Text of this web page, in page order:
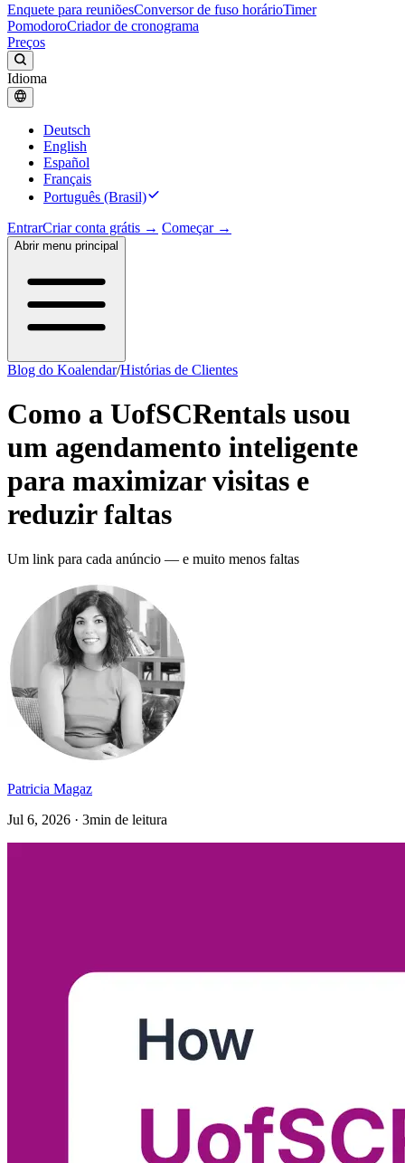
Enquete para reuniõesConversor de fuso horárioTimer
PomodoroCriador de cronograma
Preços
Idioma
Deutsch
English
Español
Français
Português (Brasil)
EntrarCriar conta grátis → Começar →
Abrir menu principal
Blog do Koalendar/Histórias de Clientes
Como a UofSCRentals usou
um agendamento inteligente
para maximizar visitas e
reduzir faltas
Um link para cada anúncio — e muito menos faltas
Patricia Magaz
Jul 6, 2026 · 3min de leitura